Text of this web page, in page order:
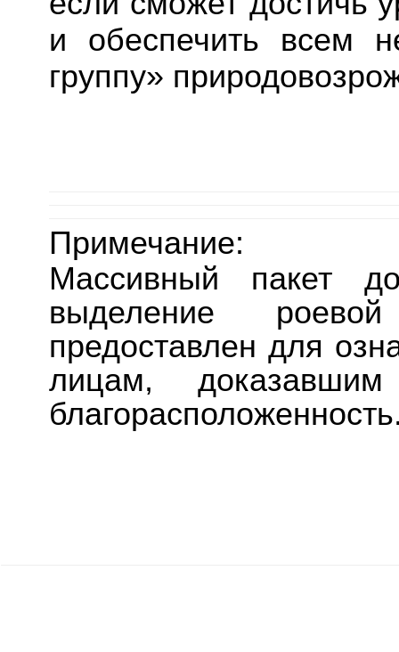
и обеспечить всем
группу»
Примечание:
Массивный пакет
выделение
предоставлен для
лицам,